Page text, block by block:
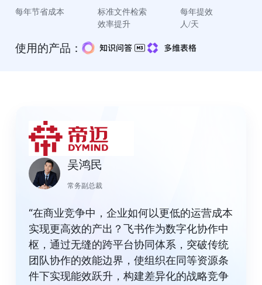
每年节省成本
标准文件检索
效率提升
每年提效
人/天
使用的产品：
吴鸿民
常务副总裁
“在商业竞争中，企业如何以更低的运营成本
实现更高效的产出？飞书作为数字化协作中
枢，通过无缝的跨平台协同体系，突破传统
团队协作的效能边界，使组织在同等资源条
件下实现能效跃升，构建差异化的战略竞争